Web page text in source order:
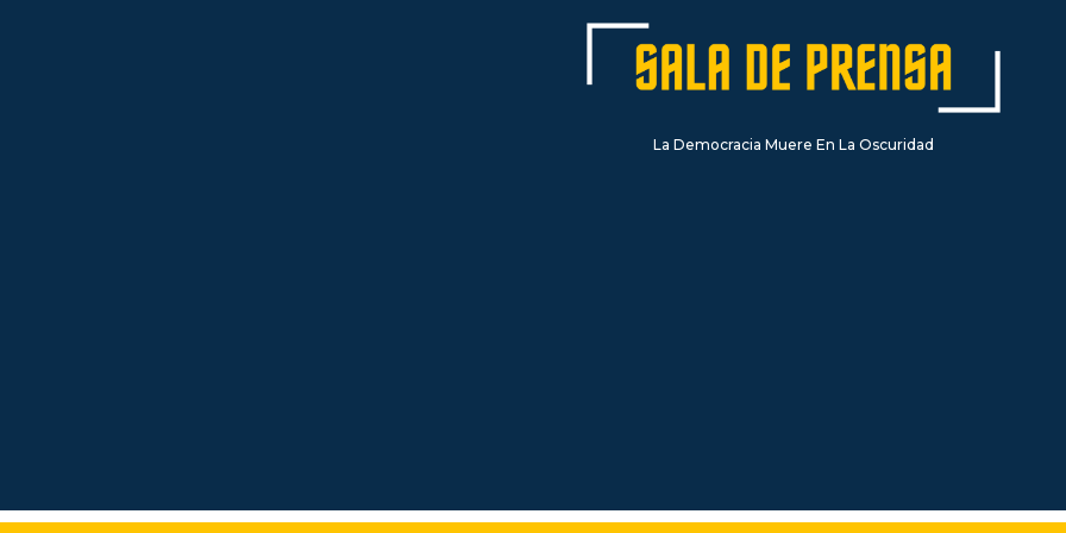
La Democracia Muere En La Oscuridad